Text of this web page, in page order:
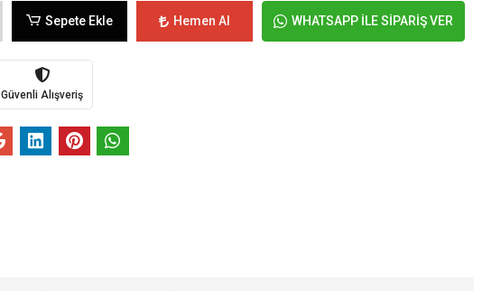
Sepete Ekle Hemen Al WHATSAPP İLE SİPARİŞ VER
Güvenli Alışveriş